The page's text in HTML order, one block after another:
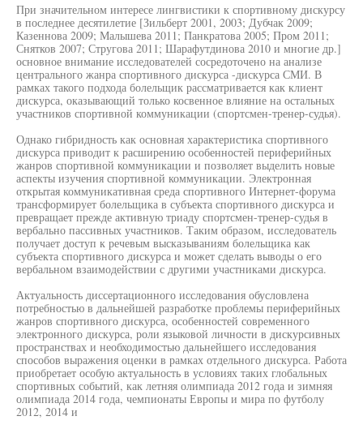
При значительном интересе лингвистики к спортивному дискурсу
в последнее десятилетие [Зильберт 2001, 2003; Дубчак 2009;
Казеннова 2009; Малышева 2011; Панкратова 2005; Пром 2011;
Снятков 2007; Стругова 2011; Шарафутдинова 2010 и многие др.]
основное внимание исследователей сосредоточено на анализе
центрального жанра спортивного дискурса -дискурса СМИ. В
рамках такого подхода болельщик рассматривается как клиент
дискурса, оказывающий только косвенное влияние на остальных
участников спортивной коммуникации (спортсмен-тренер-судья).
Однако гибридность как основная характеристика спортивного
дискурса приводит к расширению особенностей периферийных
жанров спортивной коммуникации и позволяет выделить новые
аспекты изучения спортивной коммуникации. Электронная
открытая коммуникативная среда спортивного Интернет-форума
трансформирует болельщика в субъекта спортивного дискурса и
превращает прежде активную триаду спортсмен-тренер-судья в
вербально пассивных участников. Таким образом, исследователь
получает доступ к речевым высказываниям болельщика как
субъекта спортивного дискурса и может сделать выводы о его
вербальном взаимодействии с другими участниками дискурса.
Актуальность диссертационного исследования обусловлена
потребностью в дальнейшей разработке проблемы периферийных
жанров спортивного дискурса, особенностей современного
электронного дискурса, роли языковой личности в дискурсивных
пространствах и необходимостью дальнейшего исследования
способов выражения оценки в рамках отдельного дискурса. Работа
приобретает особую актуальность в условиях таких глобальных
спортивных событий, как летняя олимпиада 2012 года и зимняя
олимпиада 2014 года, чемпионаты Европы и мира по футболу
2012, 2014 и